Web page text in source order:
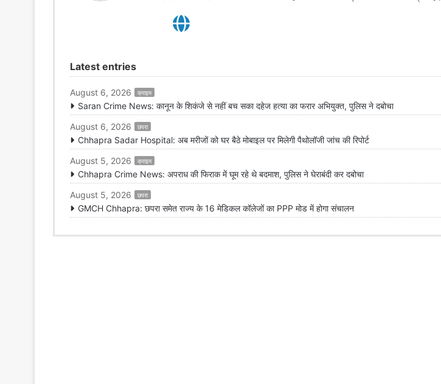
Latest entries
August 6, 2026 क्राइम
Saran Crime News: कानून के शिकंजे से नहीं बच सका दहेज हत्या का फरार अभियुक्त, पुलिस ने दबोचा
August 6, 2026
छपरा
Chhapra Sadar Hospital: अब मरीजों को घर बैठे मोबाइल पर मिलेगी पैथोलॉजी जांच की रिपोर्ट
August 5, 2026
क्राइम
Chhapra Crime News: अपराध की फिराक में घूम रहे थे बदमाश, पुलिस ने घेराबंदी कर दबोचा
August 5, 2026
छपरा
GMCH Chhapra: छपरा समेत राज्य के 16 मेडिकल कॉलेजों का PPP मोड में होगा संचालन